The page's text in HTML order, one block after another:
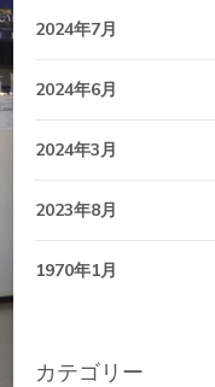
2024年7月
2024年6月
2024年3月
2023年8月
1970年1月
カテゴリー